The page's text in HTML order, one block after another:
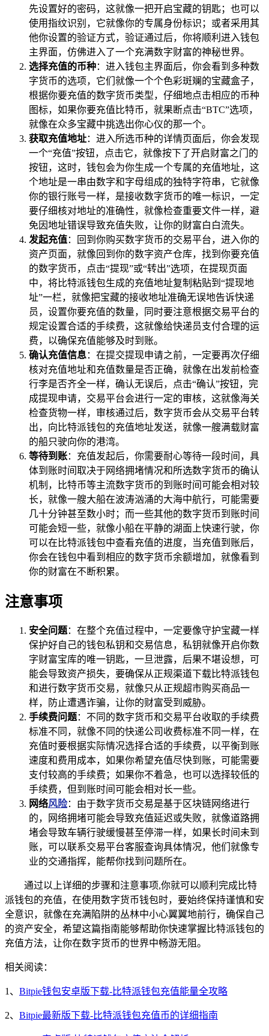
先设置好的密码，这就像一把开启宝藏的钥匙；也可以
使用指纹识别，它就像你的专属身份标识；或者采用其
他你设置的验证方式，验证通过后，你将顺利进入钱包
主界面，仿佛进入了一个充满数字财富的神秘世界。
选择充值的币种：进入钱包主界面后，你会看到多种数
字货币的选项，它们就像一个个色彩斑斓的宝藏盒子，
根据你要充值的数字货币类型，仔细地点击相应的币种
图标，如果你要充值比特币，就果断点击“BTC”选项，
就像在众多宝藏中挑选出你心仪的那一个。
获取充值地址：进入所选币种的详情页面后，你会发现
一个“充值”按钮，点击它，就像按下了开启财富之门的
按钮，这时，钱包会为你生成一个专属的充值地址，这
个地址是一串由数字和字母组成的独特字符串，它就像
你的银行账号一样，是接收数字货币的唯一标识，一定
要仔细核对地址的准确性，就像检查重要文件一样，避
免因地址错误导致充值失败，让你的财富白白流失。
发起充值：回到你购买数字货币的交易平台，进入你的
资产页面，就像回到你的数字资产仓库，找到你要充值
的数字货币，点击“提现”或“转出”选项，在提现页面
中，将比特派钱包生成的充值地址复制粘贴到“提现地
址”一栏，就像把宝藏的接收地址准确无误地告诉快递
员，设置你要充值的数量，同时要注意根据交易平台的
规定设置合适的手续费，这就像给快递员支付合理的运
费，以确保充值能够及时到账。
确认充值信息：在提交提现申请之前，一定要再次仔细
核对充值地址和充值数量是否正确，就像在出发前检查
行李是否齐全一样，确认无误后，点击“确认”按钮，完
成提现申请，交易平台会进行一定的审核，这就像海关
检查货物一样，审核通过后，数字货币会从交易平台转
出，向比特派钱包的充值地址发送，就像一艘满载财富
的船只驶向你的港湾。
等待到账：充值发起后，你需要耐心等待一段时间，具
体到账时间取决于网络拥堵情况和所选数字货币的确认
机制，比特币等主流数字货币的到账时间可能会相对较
长，就像一艘大船在波涛汹涌的大海中航行，可能需要
几十分钟甚至数小时；而一些其他的数字货币到账时间
可能会短一些，就像小船在平静的湖面上快速行驶，你
可以在比特派钱包中查看充值的进度，当充值到账后，
你会在钱包中看到相应的数字货币余额增加，就像看到
你的财富在不断积累。
注意事项
安全问题：在整个充值过程中，一定要像守护宝藏一样
保护好自己的钱包私钥和交易信息，私钥就像开启你数
字财富宝库的唯一钥匙，一旦泄露，后果不堪设想，可
能会导致资产损失，要确保从正规渠道下载比特派钱包
和进行数字货币交易，就像只从正规超市购买商品一
样，防止遭遇诈骗，让你的财富受到威胁。
手续费问题：不同的数字货币和交易平台收取的手续费
标准不同，就像不同的快递公司收费标准不同一样，在
充值时要根据实际情况选择合适的手续费，以平衡到账
速度和费用成本，如果你希望充值尽快到账，可能需要
支付较高的手续费；如果你不着急，也可以选择较低的
手续费，但到账时间可能会相对长一些。
网络风险：由于数字货币交易是基于区块链网络进行
的，网络拥堵可能会导致充值延迟或失败，就像道路拥
堵会导致车辆行驶缓慢甚至停滞一样，如果长时间未到
账，可以联系交易平台客服查询具体情况，他们就像专
业的交通指挥，能帮你找到问题所在。
通过以上详细的步骤和注意事项,你就可以顺利完成比特
派钱包的充值，在使用数字货币钱包时，要始终保持谨慎和安
全意识，就像在充满陷阱的丛林中小心翼翼地前行，确保自己
的资产安全，希望这篇指南能够帮助你快速掌握比特派钱包的
充值方法，让你在数字货币的世界中畅游无阻。
相关阅读：
1、 Bitpie钱包安卓版下载-比特派钱包充值能量全攻略
2、 Bitpie最新版下载-比特派钱包充值币的详细指南